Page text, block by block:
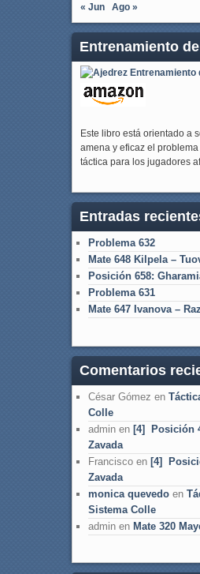
« Jun
Ago »
Entrenamiento
Este libro está orientado a
amena y eficaz el
táctica para los jugadores
Entradas
Problema 632
Mate 648 Kilpela –
Posición 658:
Problema 631
Mate 647 Ivanova –
Comentarios
César Gómez en
Colle
adminen [4] Posición
Zavada
Franciscoen [4]
Zavada
monica quevedoen
Sistema Colle
adminen Mate 320